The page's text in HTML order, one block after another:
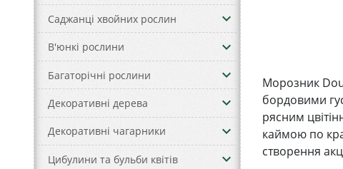
Саджанці хвойних рослин keyboard_arrow_down
В'юнкі рослини keyboard_arrow_down
Багаторічні рослини keyboard_arrow_down
Декоративні дерева keyboard_arrow_down
Декоративні чагарники keyboard_arrow_down
Цибулини та бульби квітів keyboard_arrow_down
Морозник
бордовими
рясним
каймою по
створення